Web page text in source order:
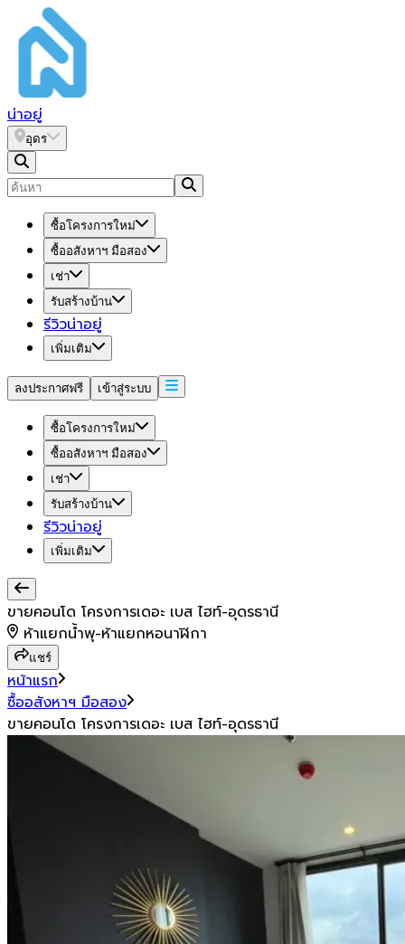
น่าอยู่
อุดร
ซื้อโครงการใหม่
ซื้ออสังหาฯ มือสอง
เช่า
รับสร้างบ้าน
รีวิวน่าอยู่
เพิ่มเติม
ลงประกาศฟรี เข้าสู่ระบบ
ซื้อโครงการใหม่
ซื้ออสังหาฯ มือสอง
เช่า
รับสร้างบ้าน
รีวิวน่าอยู่
เพิ่มเติม
ขายคอนโด โครงการเดอะ เบส ไฮท์-อุดรธานี
ห้าแยกน้ำพุ-ห้าแยกหอนาฬิกา
แชร์
หน้าแรก
ซื้ออสังหาฯ มือสอง
ขายคอนโด โครงการเดอะ เบส ไฮท์-อุดรธานี